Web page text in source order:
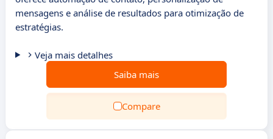
mensagens e análise de resultados para otimização de
estratégias.
Veja mais detalhes
Saiba mais
Compare